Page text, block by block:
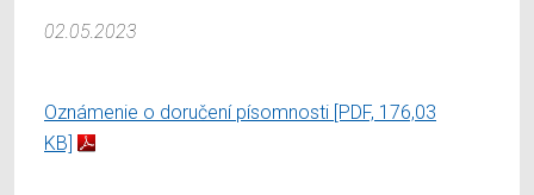
02.05.2023
Oznámenie o doručení písomnosti [PDF, 176,03
KB]